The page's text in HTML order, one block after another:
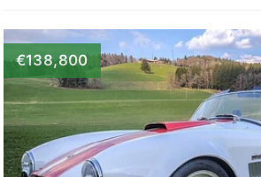
€138,800